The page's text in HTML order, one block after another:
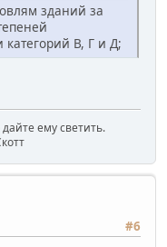
зданий за
категорий В, Г и Д;
ему светить.
#6